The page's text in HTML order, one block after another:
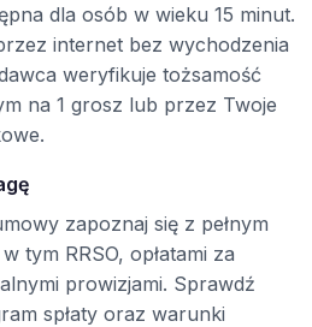
dla osób w wieku 15 minut.
internet bez wychodzenia
weryfikuje tożsamość
na 1 grosz lub przez Twoje
zapoznaj się z pełnym
tym RRSO, opłatami za
prowizjami. Sprawdź
spłaty oraz warunki